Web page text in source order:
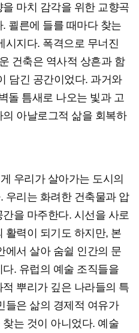
마치 감각을 위한 교향곡
쾰른에 들를 때마다 찾는
시지다. 폭격으로 무너진
건축은 역사적 상흔과 함
담긴 공간이었다. 과거와
돌 틈새로 나오는 빛과 고
아날로그적 삶을 회복하
우리가 살아가는 도시의
우리는 화려한 건축물과 압
을 마주한다. 시선을 사로
활력이 되기도 하지만, 본
에서 살아 숨쉴 인간의 문
. 유럽의 예술 조직들을
뿌리가 깊은 나라들의 특
들은 삶의 경제적 여유가
는 것이 아니었다. 예술